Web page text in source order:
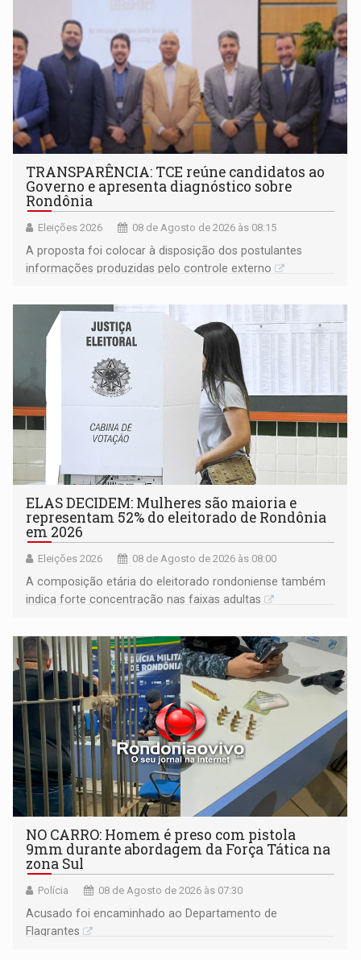
TRANSPARÊNCIA: TCE reúne candidatos ao
Governo e apresenta diagnóstico sobre
Rondônia
Eleições 2026 08 de Agosto de 2026 às 08:15
A proposta foi colocar à disposição dos postulantes
informações produzidas pelo controle externo
ELAS DECIDEM: Mulheres são maioria e
representam 52% do eleitorado de Rondônia
em 2026
Eleições 2026 08 de Agosto de 2026 às 08:00
A composição etária do eleitorado rondoniense também
indica forte concentração nas faixas adultas
NO CARRO: Homem é preso com pistola
9mm durante abordagem da Força Tática na
zona Sul
Polícia 08 de Agosto de 2026 às 07:30
Acusado foi encaminhado ao Departamento de
Flagrantes